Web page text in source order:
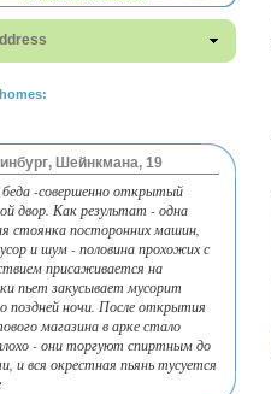
Шейнкмана, 19
беда -совершенно открытый
двор. Как результат - одна
стоянка посторонних машин,
и шум - половина прохожих с
присаживается на
пьет закусывает мусорит
поздней ночи. После открытия
магазина в арке стало
- они торгуют спиртным до
и вся окрестная пьянь тусуется